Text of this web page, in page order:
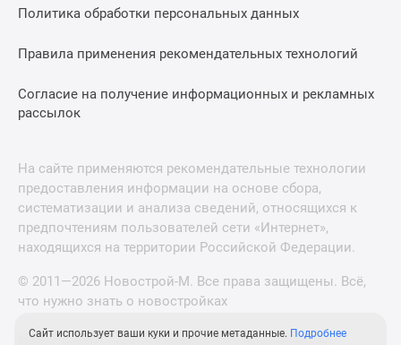
Политика обработки персональных данных
Правила применения рекомендательных технологий
Согласие на получение информационных и рекламных
рассылок
На сайте применяются рекомендательные технологии
предоставления информации на основе сбора,
систематизации и анализа сведений, относящихся к
предпочтениям пользователей сети «Интернет»,
находящихся на территории Российской Федерации.
© 2011—2026 Новострой-М. Все права защищены. Всё,
что нужно знать о новостройках
Новостройки Санкт-Петербурга и Ленинградской
Сайт использует ваши куки и прочие метаданные. Подробнее